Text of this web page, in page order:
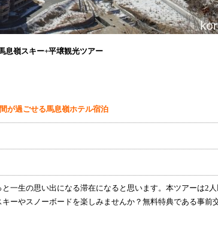
息嶺スキー+平壌観光ツアー
が過ごせる馬息嶺ホテル宿泊
一生の思い出になる滞在になると思います。本ツアーは2人
ーやスノーボードを楽しみませんか？無料特典である事前